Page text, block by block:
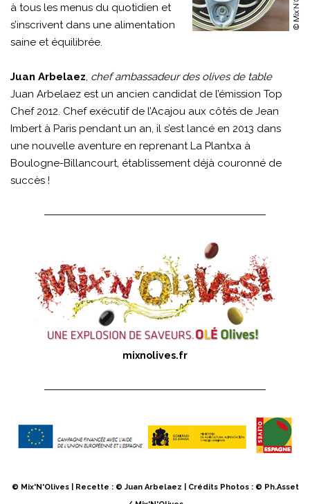
à tous les menus du quotidien et
s’inscrivent dans une alimentation
saine et équilibrée.
Juan Arbelaez, chef ambassadeur des olives de table
Juan Arbelaez est un ancien candidat de l’émission Top
Chef 2012. Chef exécutif de l’Acajou aux côtés de Jean
Imbert à Paris pendant un an, il s’est lancé en 2013 dans
une nouvelle aventure en reprenant La Plantxa à
Boulogne-Billancourt, établissement déjà couronné de
succès !
mixnolives.fr
© Mix'N'Olives | Recette : © Juan Arbelaez | Crédits Photos : © Ph.Asset